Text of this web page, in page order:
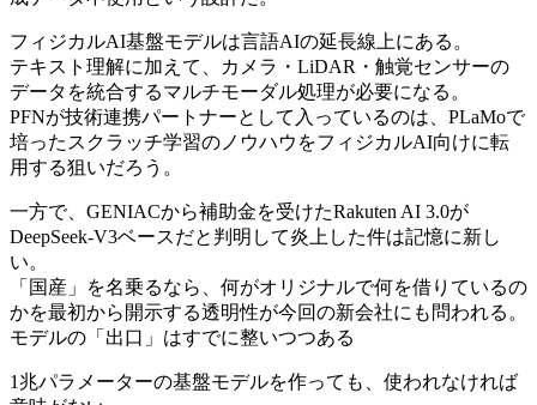
フィジカルAI基盤モデルは言語AIの延長線上にある。
テキスト理解に加えて、カメラ・LiDAR・触覚センサーの
データを統合するマルチモーダル処理が必要になる。
PFNが技術連携パートナーとして入っているのは、PLaMoで
培ったスクラッチ学習のノウハウをフィジカルAI向けに転
用する狙いだろう。
一方で、GENIACから補助金を受けたRakuten AI 3.0が
DeepSeek-V3ベースだと判明して炎上した件は記憶に新し
い。
「国産」を名乗るなら、何がオリジナルで何を借りているの
かを最初から開示する透明性が今回の新会社にも問われる。
モデルの「出口」はすでに整いつつある
1兆パラメーターの基盤モデルを作っても、使われなければ